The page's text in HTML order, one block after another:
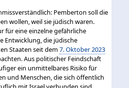
Pemberton soll die
wollen, weil sie jüdisch waren.
für eine einzelne gefährliche
Entwicklung, die jüdische
Staaten seit dem7. Oktober 2023
Aus politischer Feindschaft
ein unmittelbares Risiko für
und Menschen, die sich öffentlich